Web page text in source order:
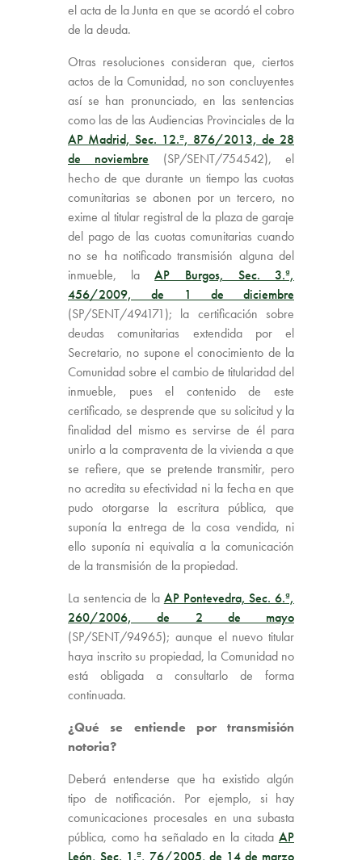
el acta de la Junta en que se acordó el cobro
de la deuda.
Otras resoluciones consideran que, ciertos
actos de la Comunidad, no son concluyentes
así se han pronunciado, en las sentencias
como las de las Audiencias Provinciales de la
AP Madrid, Sec. 12.ª, 876/2013, de 28
de noviembre (SP/SENT/754542), el
hecho de que durante un tiempo las cuotas
comunitarias se abonen por un tercero, no
exime al titular registral de la plaza de garaje
del pago de las cuotas comunitarias cuando
no se ha notificado transmisión alguna del
inmueble, laAP Burgos, Sec. 3.ª,
456/2009, de 1 de diciembre
(SP/SENT/494171); la certificación sobre
deudas comunitarias extendida por el
Secretario, no supone el conocimiento de la
Comunidad sobre el cambio de titularidad del
inmueble, pues el contenido de este
certificado, se desprende que su solicitud y la
finalidad del mismo es servirse de él para
unirlo a la compraventa de la vivienda a que
se refiere, que se pretende transmitir, pero
no acredita su efectividad ni la fecha en que
pudo otorgarse la escritura pública, que
suponía la entrega de la cosa vendida, ni
ello suponía ni equivalía a la comunicación
de la transmisión de la propiedad.
La sentencia de la AP Pontevedra, Sec. 6.ª,
260/2006, de 2 de mayo
(SP/SENT/94965); aunque el nuevo titular
haya inscrito su propiedad, la Comunidad no
está obligada a consultarlo de forma
continuada.
¿Qué se entiende por transmisión
notoria?
Deberá entenderse que ha existido algún
tipo de notificación. Por ejemplo, si hay
comunicaciones procesales en una subasta
pública, como ha señalado en la citada AP
León, Sec. 1.ª, 76/2005, de 14 de marzo